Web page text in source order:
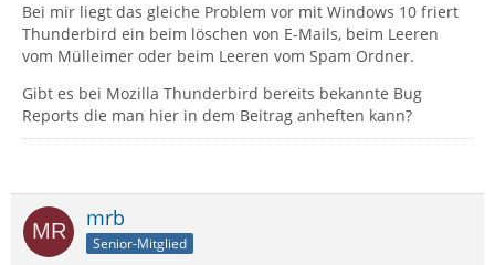
Bei mir liegt das gleiche Problem vor mit Windows 10 friert
Thunderbird ein beim löschen von E-Mails, beim Leeren
vom Mülleimer oder beim Leeren vom Spam Ordner.
Gibt es bei Mozilla Thunderbird bereits bekannte Bug
Reports die man hier in dem Beitrag anheften kann?
mrb
Senior-Mitglied